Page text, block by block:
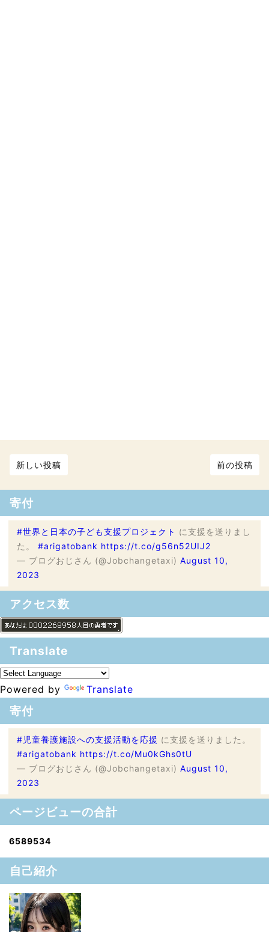
新しい投稿 前の投稿
寄付
#世界と日本の子ども支援プロジェクト に支援を送りまし
た。 #arigatobank https://t.co/g56n52UIJ2
— ブログおじさん (@Jobchangetaxi) August 10,
2023
アクセス数
Translate
Powered by Translate
寄付
#児童養護施設への支援活動を応援 に支援を送りました。
#arigatobank https://t.co/Mu0kGhs0tU
— ブログおじさん (@Jobchangetaxi) August 10,
2023
ページビューの合計
6589534
自己紹介